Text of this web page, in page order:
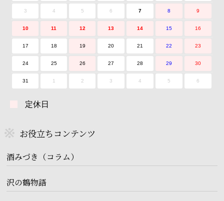
3 4 5 6 7 8 9
10 11 12 13 14 15 16
17 18 19 20 21 22 23
24 25 26 27 28 29 30
31 1 2 3 4 5 6
定休日
お役立ちコンテンツ
酒みづき（コラム）
沢の鶴物語